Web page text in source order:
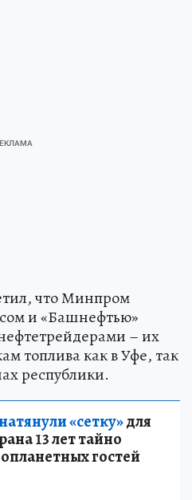
что Минпром
и «Башнефтью»
– их
топлива как в Уфе, так
республики.
«сетку»для
13 лет тайно
гостей